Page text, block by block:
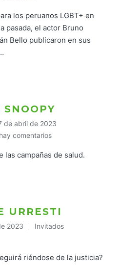
los peruanos LGBT+ en
pasada, el actor Bruno
Bello publicaron en sus
SNOOPY
de abril de 2023
comentarios
las campañas de salud.
URRESTI
2023
Publicado
Invitados
riéndose de la justicia?